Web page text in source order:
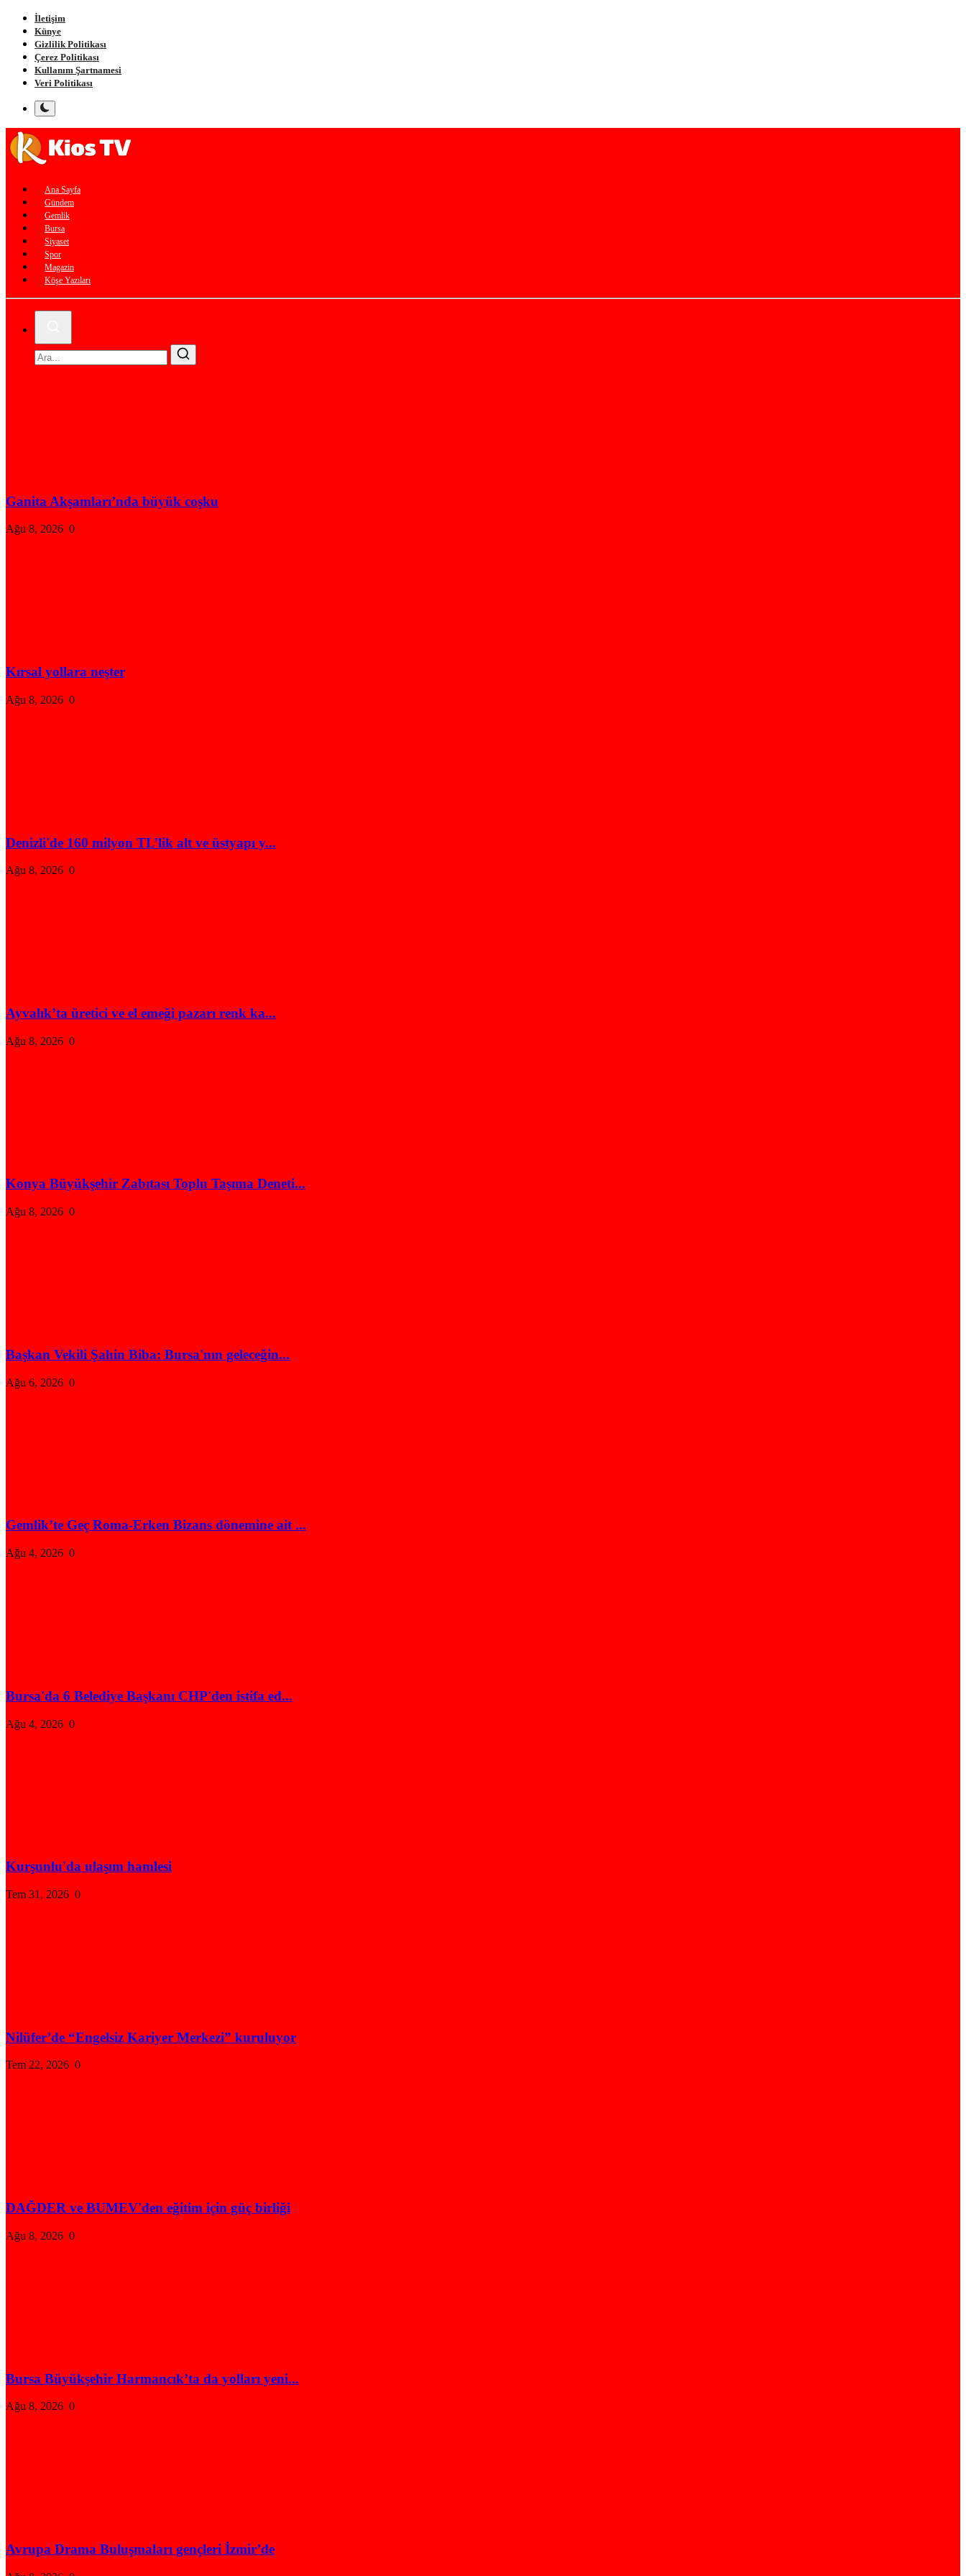
İletişim
Künye
Gizlilik Politikası
Çerez Politikası
Kullanım Şartnamesi
Veri Politikası
Ana Sayfa
Gündem
Gemlik
Bursa
Siyaset
Spor
Magazin
Köşe Yazıları
Ganita Akşamları’nda büyük coşku
Ağu 8, 2026 0
Kırsal yollara neşter
Ağu 8, 2026 0
Denizli'de 160 milyon TL’lik alt ve üstyapı y...
Ağu 8, 2026 0
Ayvalık’ta üretici ve el emeği pazarı renk ka...
Ağu 8, 2026 0
Konya Büyükşehir Zabıtası Toplu Taşıma Deneti...
Ağu 8, 2026 0
Başkan Vekili Şahin Biba: Bursa'nın geleceğin...
Ağu 6, 2026 0
Gemlik’te Geç Roma-Erken Bizans dönemine ait ...
Ağu 4, 2026 0
Bursa'da 6 Belediye Başkanı CHP'den istifa ed...
Ağu 4, 2026 0
Kurşunlu'da ulaşım hamlesi
Tem 31, 2026 0
Nilüfer’de “Engelsiz Kariyer Merkezi” kuruluyor
Tem 22, 2026 0
DAĞDER ve BUMEV'den eğitim için güç birliği
Ağu 8, 2026 0
Bursa Büyükşehir Harmancık’ta da yolları yeni...
Ağu 8, 2026 0
Avrupa Drama Buluşmaları gençleri İzmir’de